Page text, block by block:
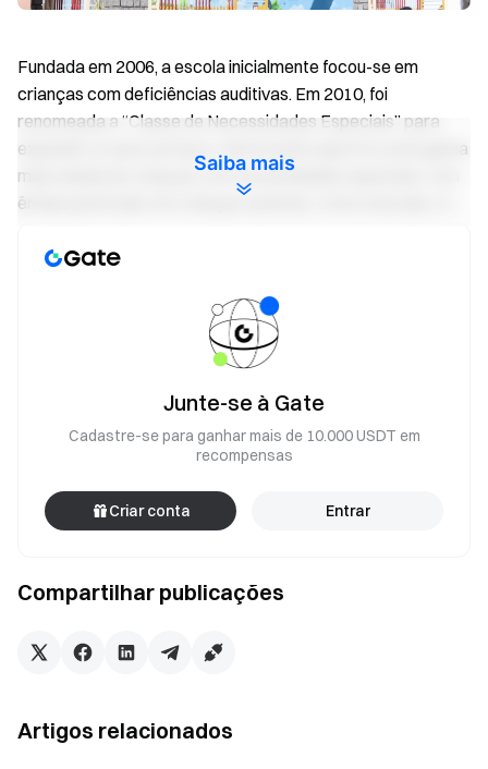
Fundada em 2006, a escola inicialmente focou-se em
crianças com deficiências auditivas. Em 2010, foi
renomeada a “Classe de Necessidades Especiais” para
expandir os seus serviços, oferecendo suporte a uma gama
mais ampla de crianças com necessidades especiais, com
ênfase particular em crianças autistas. Como uma das 14
a escola fornece educação profissional para ajudar as
Saiba mais
Compartilhar publicações
Junte-se à Gate
Cadastre-se para ganhar mais de 10.000 USDT em
recompensas
Criar conta Entrar
Artigos relacionados